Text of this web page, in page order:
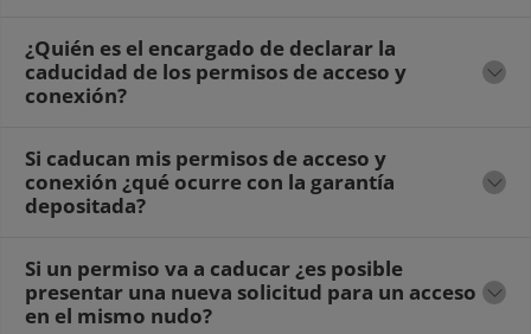
¿Quién es el encargado de declarar la
caducidad de los permisos de acceso y
conexión?
Si caducan mis permisos de acceso y
conexión ¿qué ocurre con la garantía
depositada?
Si un permiso va a caducar ¿es posible
presentar una nueva solicitud para un acceso
en el mismo nudo?